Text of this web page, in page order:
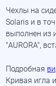
Чехлы на
Solaris и в
выполнен из
"AURORA",
Подробная
Кривая игла